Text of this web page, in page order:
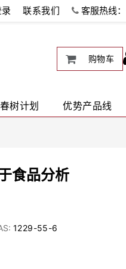
联系我们 客服热线：
购物车
春树计划 优势产品线
食品分析
1229-55-6